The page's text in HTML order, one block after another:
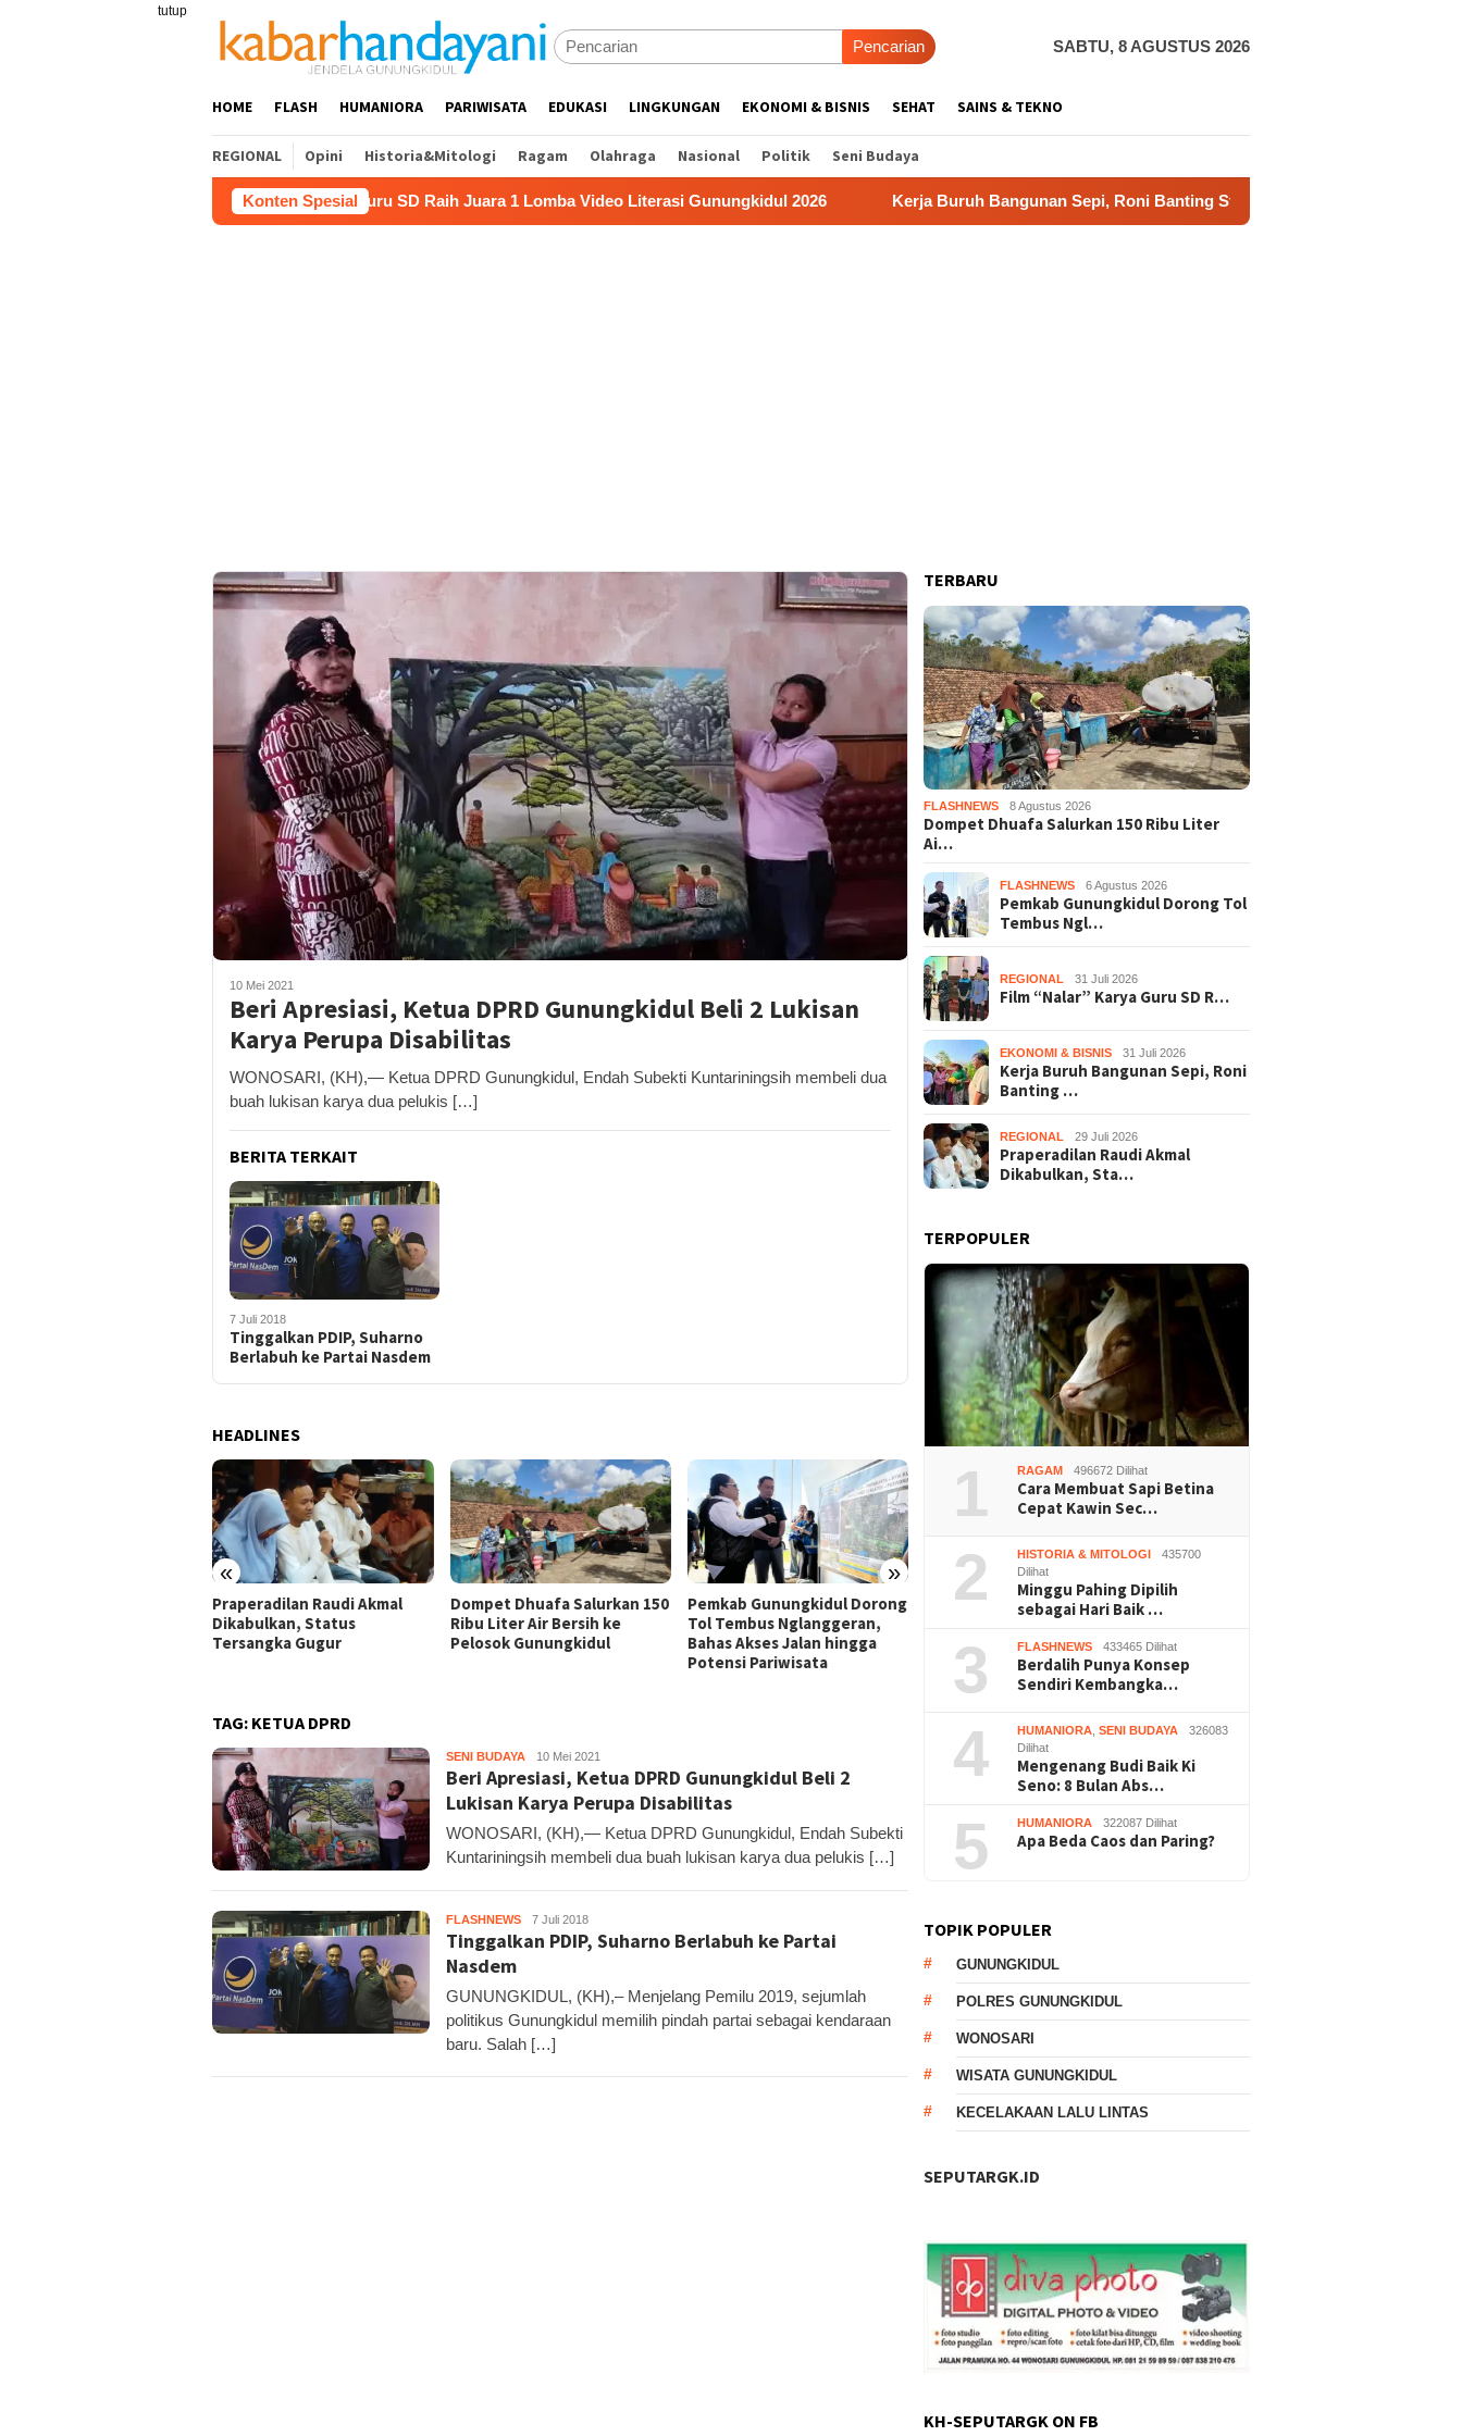
tutup
Pencarian SABTU, 8 AGUSTUS 2026
HOME FLASH HUMANIORA PARIWISATA EDUKASI LINGKUNGAN EKONOMI & BISNIS SEHAT SAINS & TEKNO
REGIONAL Opini Historia&Mitologi Ragam Olahraga Nasional Politik Seni Budaya
Konten Spesial
Film “Nalar” Karya Guru SD Raih Juara 1 Lomba Video Literasi Gunungkidul 2026 Kerja Buruh Bangunan Sepi, Roni Banting Stir Tanam Melon Untung Rp40 Juta Sekali
10 Mei 2021
Beri Apresiasi, Ketua DPRD Gunungkidul Beli 2 Lukisan
Karya Perupa Disabilitas
WONOSARI, (KH),— Ketua DPRD Gunungkidul, Endah Subekti Kuntariningsih membeli dua
buah lukisan karya dua pelukis […]
BERITA TERKAIT
7 Juli 2018
Tinggalkan PDIP, Suharno
Berlabuh ke Partai Nasdem
HEADLINES
« »
Praperadilan Raudi Akmal
Dikabulkan, Status
Tersangka Gugur
Dompet Dhuafa Salurkan 150
Ribu Liter Air Bersih ke
Pelosok Gunungkidul
Pemkab Gunungkidul Dorong
Tol Tembus Nglanggeran,
Bahas Akses Jalan hingga
Potensi Pariwisata
Film “Nalar” Karya Guru SD
Raih Juara 1 Lomba Video
Literasi Gunungkidul 2026
Melon Untung Rp40 Juta
Sekali Panen
TAG: KETUA DPRD
SENI BUDAYA Kandar
10 Mei 2021
Beri Apresiasi, Ketua DPRD Gunungkidul Beli 2
Lukisan Karya Perupa Disabilitas
WONOSARI, (KH),— Ketua DPRD Gunungkidul, Endah Subekti
Kuntariningsih membeli dua buah lukisan karya dua pelukis […]
FLASHNEWS Kandar
7 Juli 2018
Tinggalkan PDIP, Suharno Berlabuh ke Partai
Nasdem
GUNUNGKIDUL, (KH),– Menjelang Pemilu 2019, sejumlah
politikus Gunungkidul memilih pindah partai sebagai kendaraan
baru. Salah […]
TERBARU
FLASHNEWS 8 Agustus 2026
Dompet Dhuafa Salurkan 150 Ribu Liter
Ai…
FLASHNEWS 6 Agustus 2026
Pemkab Gunungkidul Dorong Tol
Tembus Ngl…
REGIONAL 31 Juli 2026
Film “Nalar” Karya Guru SD R…
EKONOMI & BISNIS 31 Juli 2026
Kerja Buruh Bangunan Sepi, Roni
Banting …
REGIONAL 29 Juli 2026
Praperadilan Raudi Akmal
Dikabulkan, Sta…
TERPOPULER
1 RAGAM 496672 Dilihat
Cara Membuat Sapi Betina
Cepat Kawin Sec…
2 HISTORIA & MITOLOGI
435700
Dilihat
Minggu Pahing Dipilih
sebagai Hari Baik …
3 FLASHNEWS 433465 Dilihat
Berdalih Punya Konsep
Sendiri Kembangka…
4 HUMANIORA ,SENI BUDAYA
326083
Dilihat
Mengenang Budi Baik Ki
Seno: 8 Bulan Abs…
5 HUMANIORA 322087 Dilihat
Apa Beda Caos dan Paring?
TOPIK POPULER
GUNUNGKIDUL
POLRES GUNUNGKIDUL
WONOSARI
WISATA GUNUNGKIDUL
KECELAKAAN LALU LINTAS
SEPUTARGK.ID
KH-SEPUTARGK ON FB